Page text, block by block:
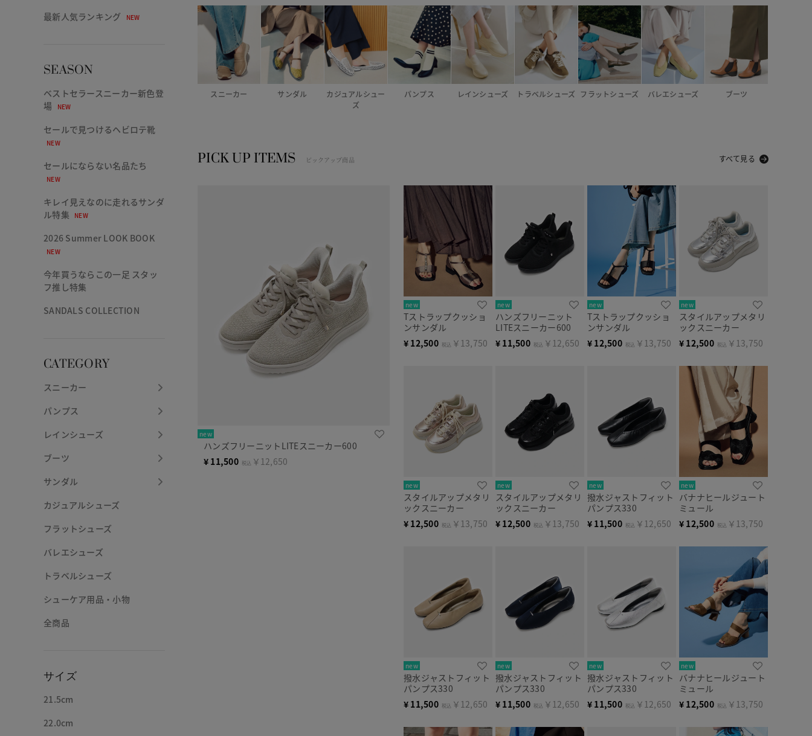
最新人気ランキング NEW
SEASON
ベストセラースニーカー新色登
場
NEW
セールで見つけるヘビロテ靴
NEW
セールにならない名品たち
NEW
キレイ見えなのに走れるサンダ
ル特集
NEW
2026 Summer LOOK BOOK
NEW
今年買うならこの一足 スタッ
フ推し特集
SANDALS COLLECTION
CATEGORY
スニーカー
パンプス
レインシューズ
ブーツ
サンダル
カジュアルシューズ
フラットシューズ
バレエシューズ
トラベルシューズ
シューケア用品・小物
全商品
サイズ
21.5cm
22.0cm
スニーカー サンダル
カジュアルシュー
ズ
パンプス レインシューズ トラベルシューズ フラットシューズ バレエシューズ ブーツ
PICK UP ITEMS ピックアップ商品 すべて見る
new
ハンズフリーニットLITEスニーカー600
¥ 11,500 税込 ￥12,650
new
Tストラップクッショ
ンサンダル
¥ 12,500 税込 ￥13,750
new
ハンズフリーニット
LITEスニーカー600
¥ 11,500 税込 ￥12,650
new
Tストラップクッショ
ンサンダル
¥ 12,500 税込 ￥13,750
new
スタイルアップメタリ
ックスニーカー
¥ 12,500 税込 ￥13,750
new
スタイルアップメタリ
ックスニーカー
¥ 12,500 税込 ￥13,750
new
スタイルアップメタリ
ックスニーカー
¥ 12,500 税込 ￥13,750
new
撥水ジャストフィット
パンプス330
¥ 11,500 税込 ￥12,650
new
バナナヒールジュート
ミュール
¥ 12,500 税込 ￥13,750
new
撥水ジャストフィット
パンプス330
¥ 11,500 税込 ￥12,650
new
撥水ジャストフィット
パンプス330
¥ 11,500 税込 ￥12,650
new
撥水ジャストフィット
パンプス330
¥ 11,500 税込 ￥12,650
new
バナナヒールジュート
ミュール
¥ 12,500 税込 ￥13,750